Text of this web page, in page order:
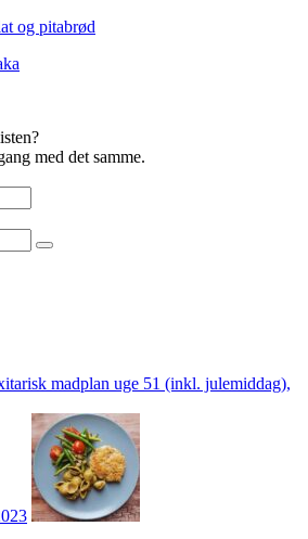
og pitabrød
med det samme.
madplan uge 51 (inkl. julemiddag),